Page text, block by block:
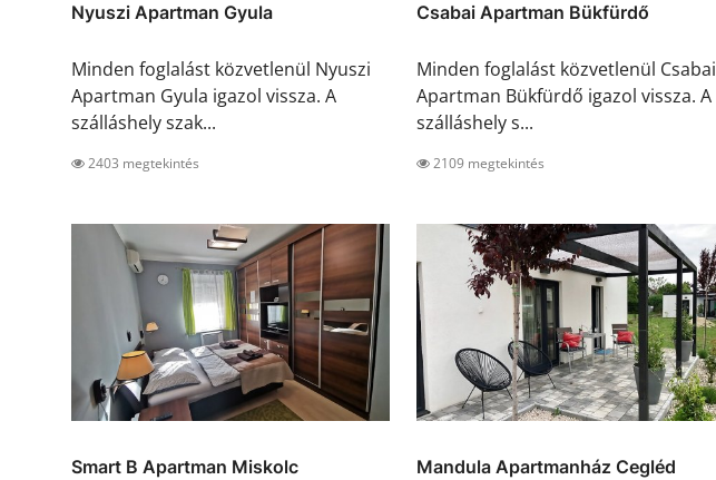
Nyuszi Apartman Gyula
Minden foglalást közvetlenül Nyuszi
Apartman Gyula igazol vissza. A
szálláshely szak...
2403 megtekintés
Csabai Apartman Bükfürdő
Minden foglalást közvetlenül Csabai
Apartman Bükfürdő igazol vissza. A
szálláshely s...
2109 megtekintés
Smart B Apartman Miskolc Mandula Apartmanház Cegléd